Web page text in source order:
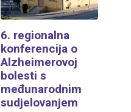
6. regionalna
konferencija o
Alzheimerovoj
bolesti s
međunarodnim
sudjelovanjem